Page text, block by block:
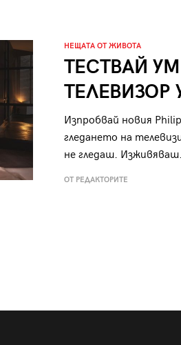
НЕЩАТА ОТ ЖИВОТА
ТЕСТВАЙ
ТЕЛЕВИЗОР
Изпробвай новия
гледането на
не гледаш. Изживяваш.
ОТ РЕДАКТОРИТЕ